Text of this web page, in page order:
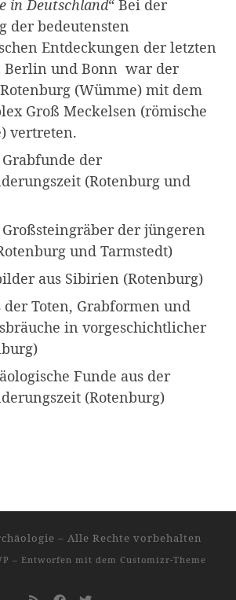
in Deutschland“ Bei der
der bedeutensten
Entdeckungen der letzten
Berlin und Bonn war der
(Wümme) mit dem
Groß Meckelsen (römische
vertreten.
Grabfunde der
(Rotenburg und
Großsteingräber der jüngeren
und Tarmstedt)
aus Sibirien (Rotenburg)
der Toten, Grabformen und
in vorgeschichtlicher
Funde aus der
(Rotenburg)
– Alle Rechte vorbehalten
– Entworfen mit dem Customizr-Theme